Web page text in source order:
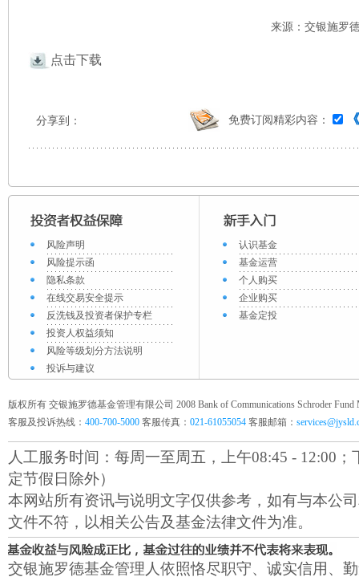
来源：交银施罗
点击下载
分享到： 免费订阅精彩内容：
风险声明
风险提示函
隐私条款
在线交易安全提示
反洗钱及投资者保护专栏
投资人权益须知
风险等级划分方法说明
投诉与建议
认识基金
基金运营
个人购买
企业购买
基金定投
版权所有 交银施罗德基金管理有限公司 2008 Bank of Communications Schroder Fund
客服及投诉热线： 400-700-5000 客服传真： 021-61055054 客服邮箱：
人工服务时间：每周一至周五，上午08:45 - 12:00；
定节假日除外）
本网站所有资讯与说明文字仅供参考，如有与本公
文件不符，以相关公告及基金法律文件为准。
交银施罗德基金管理人依照恪尽职守、诚实信用、